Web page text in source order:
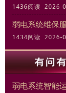
1436阅读 2026-
弱电系统维保
1434阅读 2026-
弱电系统智能